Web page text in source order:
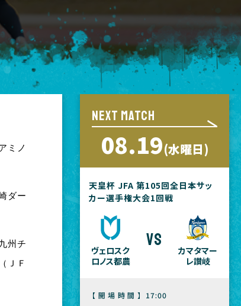
ミノ
ダー
州チ
ＪＦ
NEXT MATCH
08.19(水曜日)
天皇杯 JFA 第105回全日本サッ
カー選手権大会1回戦
ヴェロスク
ロノス都農
vs
カマタマー
レ讃岐
【開場時間】
17:00